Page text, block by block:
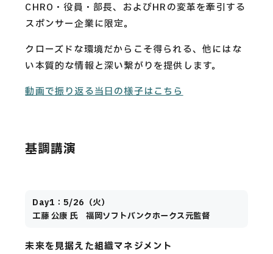
CHRO・役員・部長、およびHRの変革を牽引する
スポンサー企業に限定。
クローズドな環境だからこそ得られる、他にはな
い本質的な情報と深い繋がりを提供します。
動画で振り返る当日の様子はこちら
基調講演
Day1：5/26（火）
工藤 公康 氏 福岡ソフトバンクホークス元監督
未来を見据えた組織マネジメント